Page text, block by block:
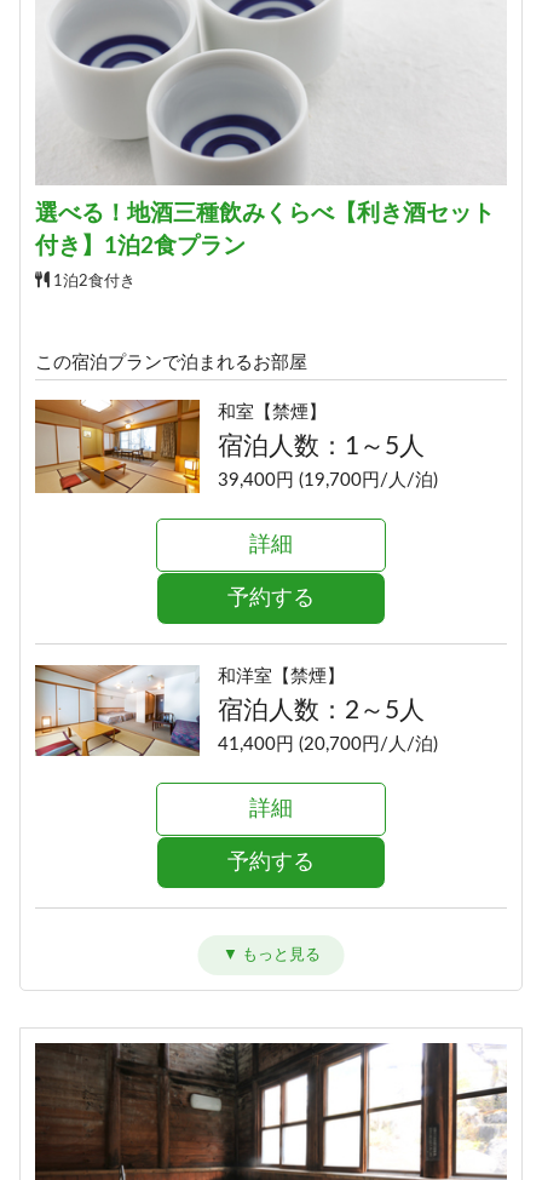
選べる！地酒三種飲みくらべ【利き酒セット
付き】1泊2食プラン
1泊2食付き
この宿泊プランで泊まれるお部屋
和室【禁煙】
宿泊人数：1～5人
39,400円 (19,700円/人/泊)
詳細
予約する
和洋室【禁煙】
宿泊人数：2～5人
41,400円 (20,700円/人/泊)
詳細
予約する
詳細
予約する